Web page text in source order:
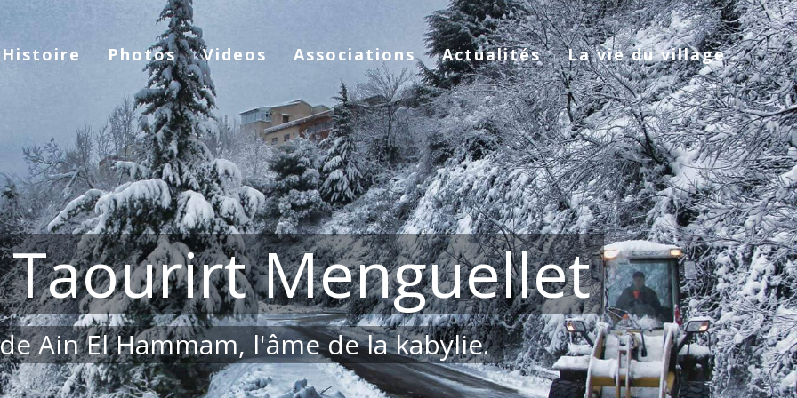
Histoire Photos Videos Associations Actualités La vie du village
Taourirt Menguellet
Ain El Hammam, l'âme de la kabylie.